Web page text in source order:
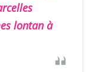
lontan à